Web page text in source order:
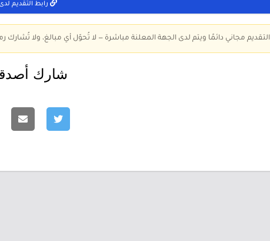
رابط التقديم
التقديم مجاني دائمًا ويتم لدى الجهة المعلنة مباشرة — لا تُحوّل أي مبالغ، ولا تُشارك
شارك